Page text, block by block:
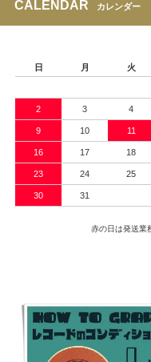
CALENDAR カレンダー
日
月 火
2 3 4
9 10 11
16 17 18
23 24 25
30 31
赤の日は発送業